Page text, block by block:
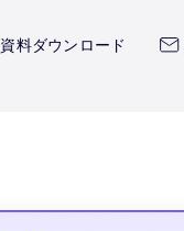
資料ダウンロード